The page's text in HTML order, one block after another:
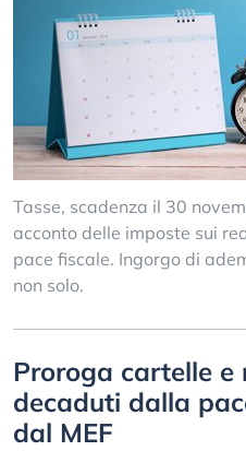
Tasse, scadenza il 30
acconto delle imposte sui
pace fiscale. Ingorgo di
non solo.
Proroga cartelle e
decaduti dalla
dal MEF